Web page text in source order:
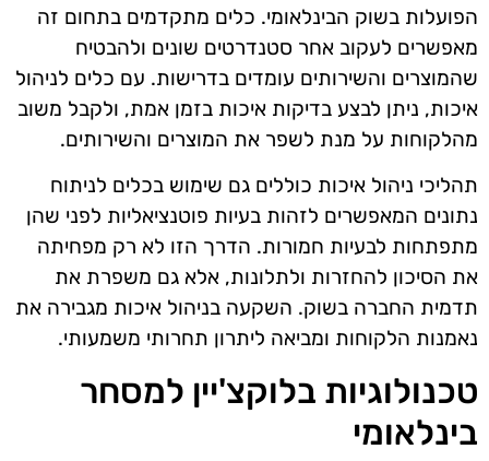
הפועלות בשוק הבינלאומי. כלים מתקדמים בתחום זה
מאפשרים לעקוב אחר סטנדרטים שונים ולהבטיח
שהמוצרים והשירותים עומדים בדרישות. עם כלים לניהול
איכות, ניתן לבצע בדיקות איכות בזמן אמת, ולקבל משוב
מהלקוחות על מנת לשפר את המוצרים והשירותים.
תהליכי ניהול איכות כוללים גם שימוש בכלים לניתוח
נתונים המאפשרים לזהות בעיות פוטנציאליות לפני שהן
מתפתחות לבעיות חמורות. הדרך הזו לא רק מפחיתה
את הסיכון להחזרות ולתלונות, אלא גם משפרת את
תדמית החברה בשוק. השקעה בניהול איכות מגבירה את
נאמנות הלקוחות ומביאה ליתרון תחרותי משמעותי.
טכנולוגיות בלוקצ'יין למסחר
בינלאומי